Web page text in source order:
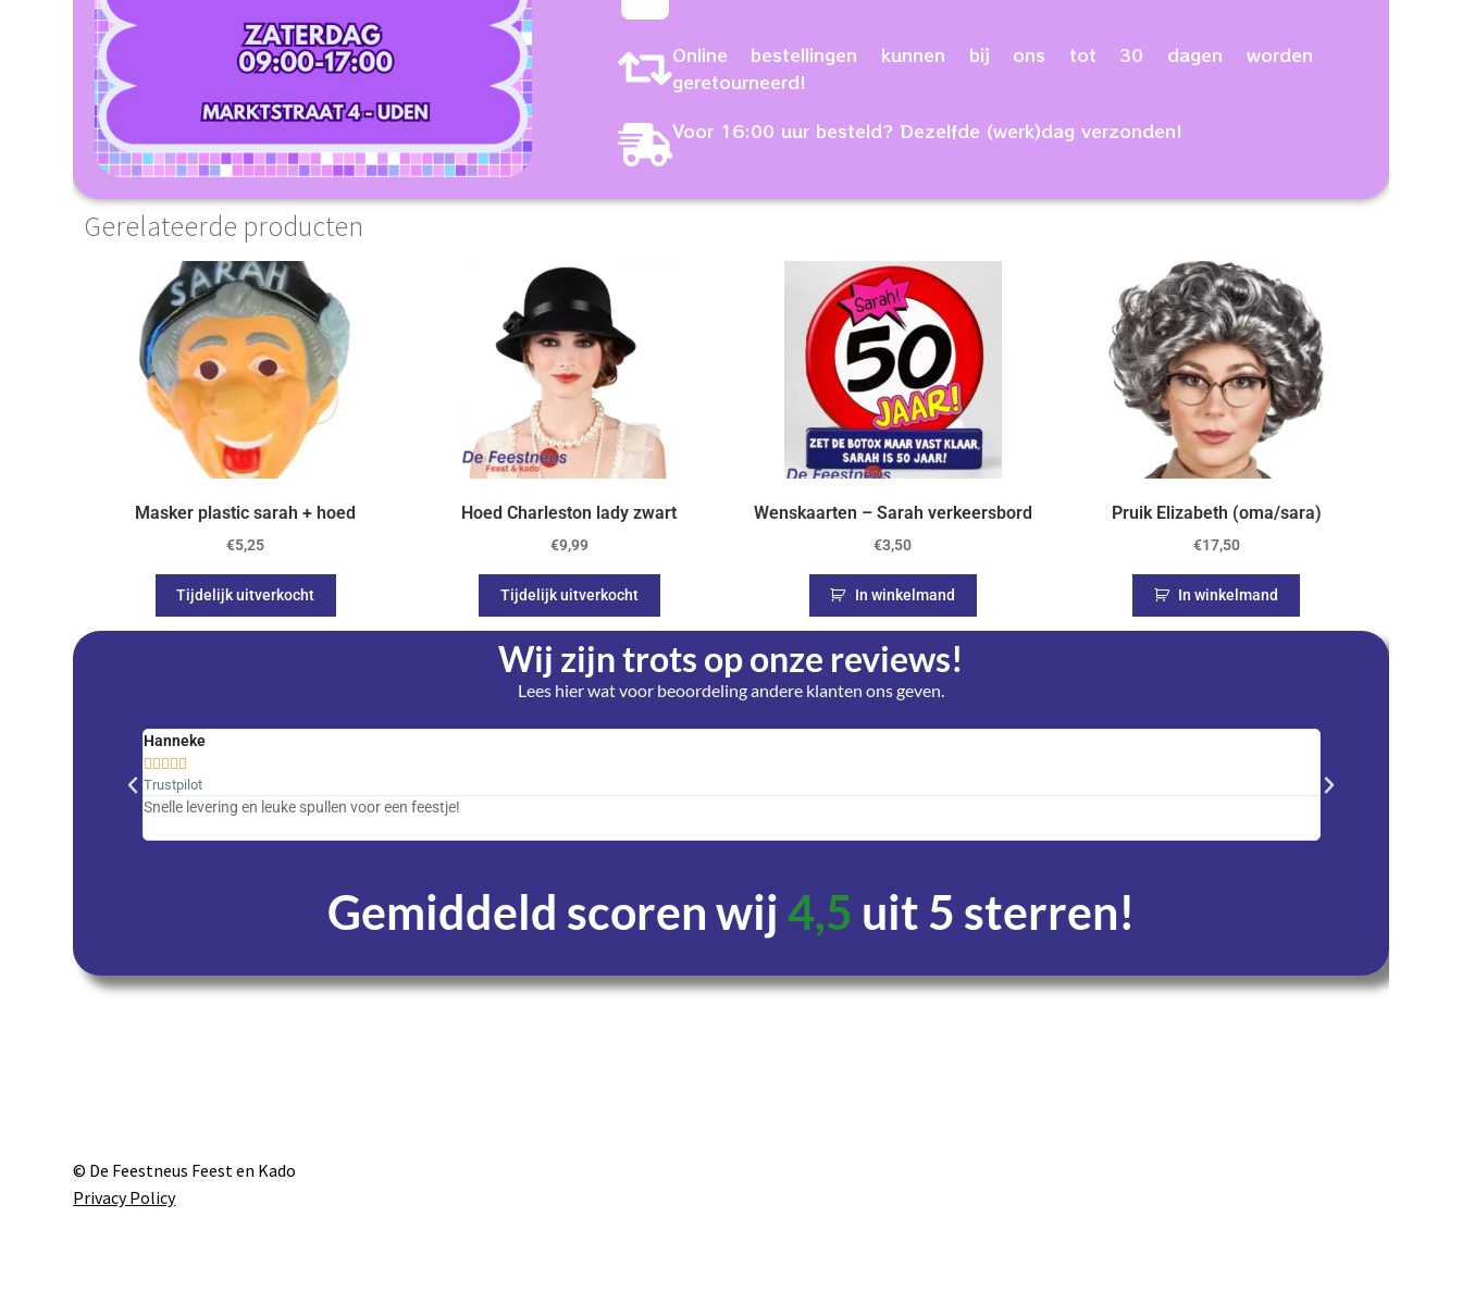
Online bestellingen kunnen bij ons tot 30 dagen worden
geretourneerd!
Voor 16:00 uur besteld? Dezelfde (werk)dag verzonden!
Gerelateerde producten
Masker plastic sarah + hoed
€5,25
Tijdelijk uitverkocht
Hoed Charleston lady zwart
€9,99
Tijdelijk uitverkocht
Wenskaarten – Sarah verkeersbord
€3,50
In winkelmand
Pruik Elizabeth (oma/sara)
€17,50
In winkelmand
Wij zijn trots op onze reviews!
Lees hier wat voor beoordeling andere klanten ons geven.
Hanneke
    
Trustpilot
Snelle levering en leuke spullen voor een feestje!
Trustpilot
Gemiddeld scoren wij4,5 uit 5 sterren!
© De Feestneus Feest en Kado
Privacy Policy